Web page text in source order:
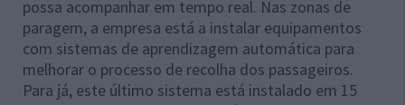
possa acompanhar em tempo real. Nas zonas de
paragem, a empresa está a instalar equipamentos
com sistemas de aprendizagem automática para
melhorar o processo de recolha dos passageiros.
Para já, este último sistema está instalado em 15